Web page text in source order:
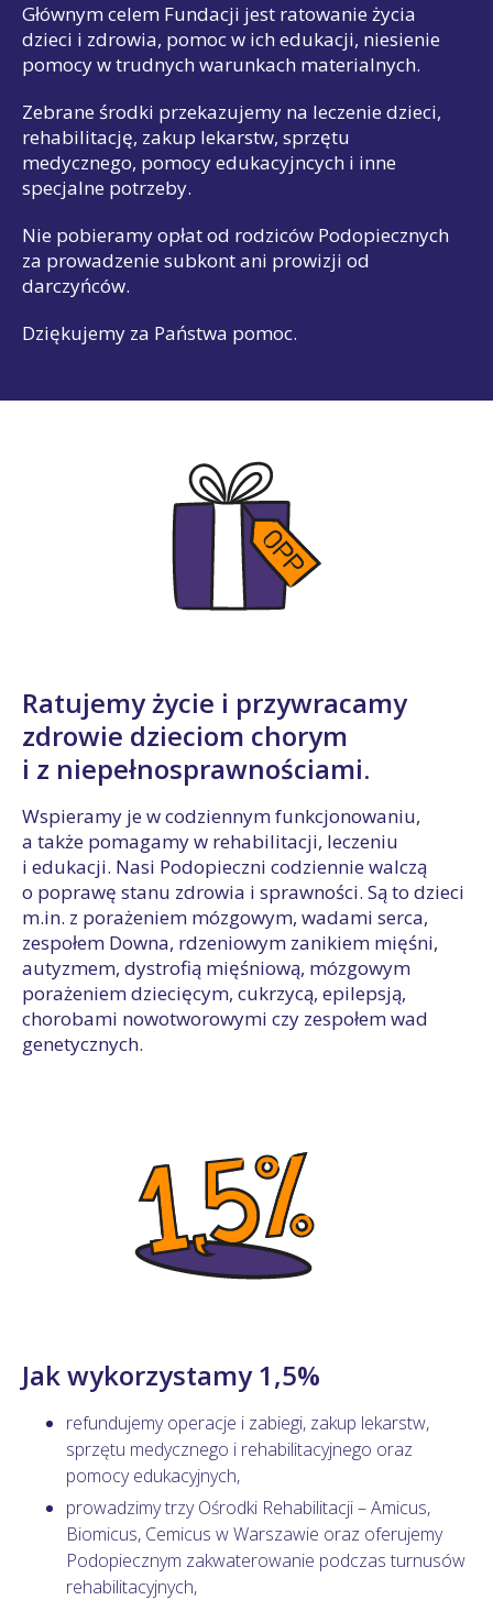
Głównym celem Fundacji jest ratowanie życia
dzieci i zdrowia, pomoc w ich edukacji, niesienie
pomocy w trudnych warunkach materialnych.
Zebrane środki przekazujemy na leczenie dzieci,
rehabilitację, zakup lekarstw, sprzętu
medycznego, pomocy edukacyjncych i inne
specjalne potrzeby.
Nie pobieramy opłat od rodziców Podopiecznych
za prowadzenie subkont ani prowizji od
darczyńców.
Dziękujemy za Państwa pomoc.
Ratujemy życie i przywracamy
zdrowie dzieciom chorym
i z niepełnosprawnościami.
Wspieramy je w codziennym funkcjonowaniu,
a także pomagamy w rehabilitacji, leczeniu
i edukacji. Nasi Podopieczni codziennie walczą
o poprawę stanu zdrowia i sprawności. Są to dzieci
m.in. z porażeniem mózgowym, wadami serca,
zespołem Downa, rdzeniowym zanikiem mięśni,
autyzmem, dystrofią mięśniową, mózgowym
porażeniem dziecięcym, cukrzycą, epilepsją,
chorobami nowotworowymi czy zespołem wad
genetycznych.
Jak wykorzystamy 1,5%
refundujemy operacje i zabiegi, zakup lekarstw,
sprzętu medycznego i rehabilitacyjnego oraz
pomocy edukacyjnych,
prowadzimy trzy Ośrodki Rehabilitacji – Amicus,
Biomicus, Cemicus w Warszawie oraz oferujemy
Podopiecznym zakwaterowanie podczas turnusów
rehabilitacyjnych,